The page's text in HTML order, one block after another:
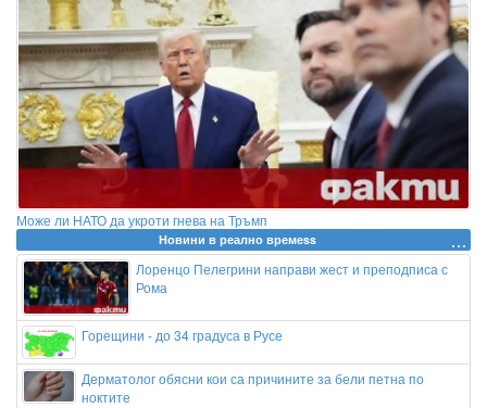
Може ли НАТО да укроти гнева на Тръмп
Новини в реално времеss
Лоренцо Пелегрини направи жест и преподписа с
Рома
Горещини - до 34 градуса в Русе
Дерматолог обясни кои са причините за бели петна по
ноктите